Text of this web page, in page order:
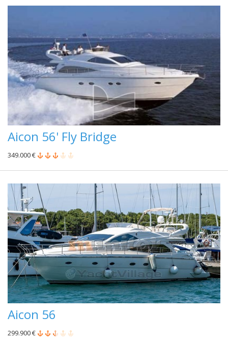
Aicon 56' Fly Bridge
349.000 €
Aicon 56
299.900 €